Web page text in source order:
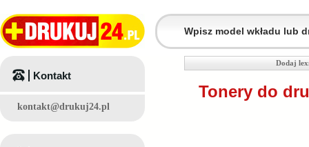
Dodaj
Tonery do
Kontakt
kontakt@drukuj24.pl